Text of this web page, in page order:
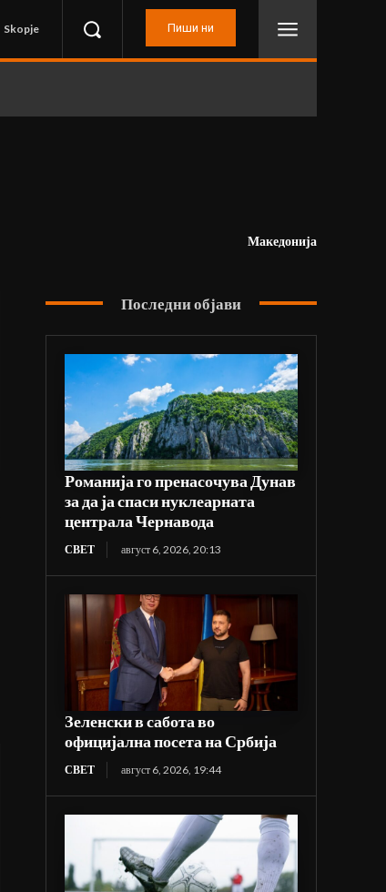
Skopje Пиши ни
Македонија
Последни објави
Романија го пренасочува Дунав
за да ја спаси нуклеарната
централа Чернавода
СВЕТ август 6, 2026, 20:13
Зеленски в сабота во
официјална посета на Србија
СВЕТ август 6, 2026, 19:44